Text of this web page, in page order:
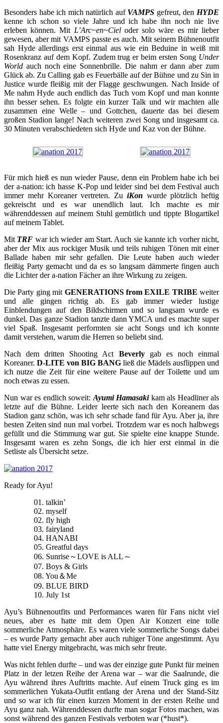
Besonders habe ich mich natürlich auf VAMPS gefreut, den HYDE
kenne ich schon so viele Jahre und ich habe ihn noch nie live
erleben können. Mit L’Arc~en~Cieloder solo wäre es mir lieber
gewesen, aber mit VAMPS passte es auch. Mit seinem Bühnenoutfit
sah Hyde allerdings erst einmal aus wie ein Beduine in weiß mit
Rosenkranz auf dem Kopf. Zudem trug er beim ersten Song Under
World auch noch eine Sonnenbrille. Die nahm er dann aber zum
Glück ab. Zu Calling gab es Feuerbälle auf der Bühne und zu Sin in
Justice wurde fleißig mit der Flagge geschwungen. Nach Inside of
Me nahm Hyde auch endlich das Tuch vom Kopf und man konnte
ihn besser sehen. Es folgte ein kurzer Talk und wir machten alle
zusammen eine Welle – und Gottchen, dauerte das bei diesem
großen Stadion lange! Nach weiteren zwei Song und insgesamt ca.
30 Minuten verabschiedeten sich Hyde und Kaz von der Bühne.
Für mich hieß es nun wieder Pause, denn ein Problem habe ich bei
der a-nation: ich hasse K-Pop und leider sind bei dem Festival auch
immer mehr Koreaner vertreten. Zu iKon wurde plötzlich heftig
gekreischt und es war unendlich laut. Ich machte es mir
währenddessen auf meinem Stuhl gemütlich und tippte Blogartikel
auf meinem Tablet.
Mit TRF war ich wieder am Start. Auch sie kannte ich vorher nicht,
aber der Mix aus rockiger Musik und teils ruhigen Tönen mit einer
Ballade haben mir sehr gefallen. Die Leute haben auch wieder
fleißig Party gemacht und da es so langsam dämmerte fingen auch
die Lichter der a-nation Fächer an ihre Wirkung zu zeigen.
Die Party ging mit GENERATIONS from EXILE TRIBE weiter
und alle gingen richtig ab. Es gab immer wieder lustige
Einblendungen auf den Bildschirmen und so langsam wurde es
dunkel. Das ganze Stadion tanzte dann YMCA und es machte super
viel Spaß. Insgesamt performten sie acht Songs und ich konnte
damit verstehen, warum die Herren so beliebt sind.
Nach dem dritten Shooting Act Beverlygab es noch einmal
Koreaner. D-LITE von BIG BANG ließ die Mädels ausflippen und
ich nutze die Zeit für eine weitere Pause auf der Toilette und um
noch etwas zu essen.
Nun war es endlich soweit: Ayumi Hamasaki kam als Headliner als
letzte auf die Bühne. Leider leerte sich nach den Koreanern das
Stadion ganz schön, was ich sehr schade fand für Ayu. Aber ja, ihre
besten Zeiten sind nun mal vorbei. Trotzdem war es noch halbwegs
gefüllt und die Stimmung war gut. Sie spielte eine knappe Stunde.
Insgesamt waren es zehn Songs, die ich hier erst einmal in die
Setliste als Übersicht setze.
Ready for Ayu!
01. talkin’
02. myself
02. fly high
03. fairyland
04. HANABI
05. Greatful days
06. Sunrise～LOVE is ALL～
07. Boys & Girls
08. You＆Me
09. BLUE BIRD
10. July 1st
Ayu’s Bühnenoutfits und Performances waren für Fans nicht viel
neues, aber es hatte mit dem Open Air Konzert eine tolle
sommerliche Atmosphäre. Es waren viele sommerliche Songs dabei
– es wurde Party gemacht aber auch ruhiger Töne angestimmt. Ayu
hatte viel Energy mitgebracht, was mich sehr freute.
Was nicht fehlen durfte – und was der einzige gute Punkt für meinen
Platz in der letzen Reihe der Arena war – war die Saalrunde, die
Ayu während ihres Auftritts machte. Auf einem Truck ging es im
sommerlichen Yukata-Outfit entlang der Arena und der Stand-Sitz
und so war ich für einen kurzen Moment in der ersten Reihe und
Ayu ganz nah. Währenddessen durfte man sogar Fotos machen, was
sonst während des ganzen Festivals verboten war (*hust*).